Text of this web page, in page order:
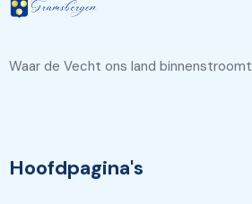
Waar de Vecht ons land binnenstroomt
Hoofdpagina's